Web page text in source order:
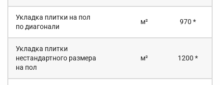
Укладка плитки на пол
по диагонали
м² 970 *
Укладка плитки
нестандартного размера
на пол
м² 1200 *